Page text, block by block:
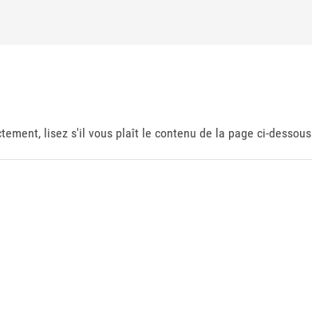
lisez s'il vous plaît le contenu de la page ci-dessous